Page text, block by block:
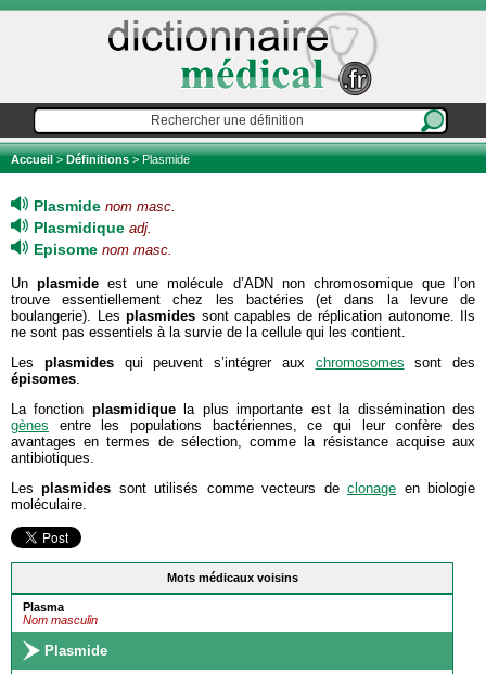
Accueil>Définitions> Plasmide
Mots médicaux voisins
Plasma
Nom masculin
Plasmide
Plasmide nom masc.
Plasmidique adj.
Episome nom masc.
Unplasmide est une molécule d’ADN non chromosomique que l’on
trouve essentiellement chez les bactéries (et dans la levure de
boulangerie). Les plasmides sont capables de réplication autonome. Ils
ne sont pas essentiels à la survie de la cellule qui les contient.
Les plasmidesqui peuvent s’intégrer aux chromosomes sont des
épisomes.
La fonction plasmidiquela plus importante est la dissémination des
gènes entre les populations bactériennes, ce qui leur confère des
avantages en termes de sélection, comme la résistance acquise aux
antibiotiques.
Lesplasmides sont utilisés comme vecteurs declonage en biologie
moléculaire.